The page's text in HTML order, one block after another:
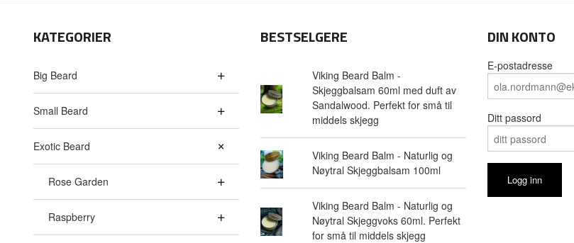
KATEGORIER
Big Beard
Small Beard
Exotic Beard
Rose Garden
Raspberry
BESTSELGERE
Viking Beard Balm -
Skjeggbalsam 60ml med duft av
Sandalwood. Perfekt for små til
middels skjegg
Viking Beard Balm - Naturlig og
Nøytral Skjeggbalsam 100ml
Viking Beard Balm - Naturlig og
Nøytral Skjeggvoks 60ml. Perfekt
for små til middels skjegg
DIN KONTO
E-postadresse
Ditt passord